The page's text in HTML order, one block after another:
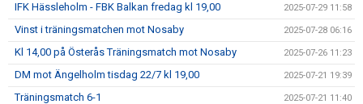
IFK Hässleholm - FBK Balkan fredag kl 19,00 2025-07-29 11:58
Vinst i träningsmatchen mot Nosaby 2025-07-28 06:16
Kl 14,00 på Österås Träningsmatch mot Nosaby 2025-07-26 11:23
DM mot Ängelholm tisdag 22/7 kl 19,00 2025-07-21 19:39
Träningsmatch 6-1 2025-07-21 11:40